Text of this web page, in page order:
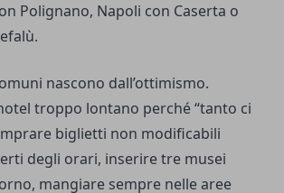
Polignano, Napoli con Caserta o
nascono dall’ottimismo.
troppo lontano perché “tanto ci
biglietti non modificabili
degli orari, inserire tre musei
mangiare sempre nelle aree